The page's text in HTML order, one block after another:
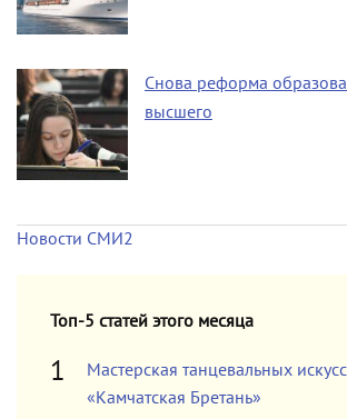
Снова реформа
высшего
Новости СМИ2
Топ-5 статей этого месяца
Мастерская танцевальных
«Камчатская Бретань»